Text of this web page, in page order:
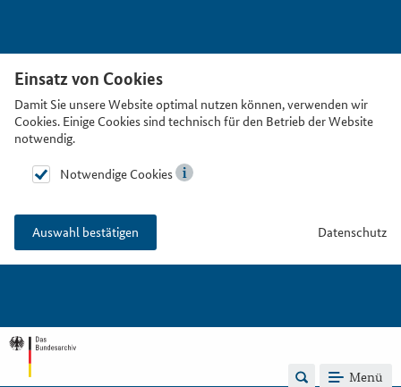
Einsatz von Cookies
Damit Sie unsere Website optimal nutzen können, verwenden wir
Cookies. Einige Cookies sind technisch für den Betrieb der Website
notwendig.
Notwendige Cookies
Auswahl bestätigen Datenschutz
Menü